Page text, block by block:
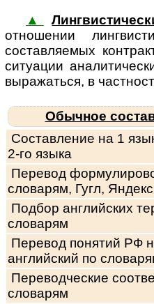
▲
отношении
составляемых
ситуации
вы­ра­жать­ся, в
Обычное
Составление на 1
2-го языка
Перевод
словарям, Гугл, Яндекс
Подбор английских
словарям
Перевод понятий РФ
английский по
Переводческие
словарям